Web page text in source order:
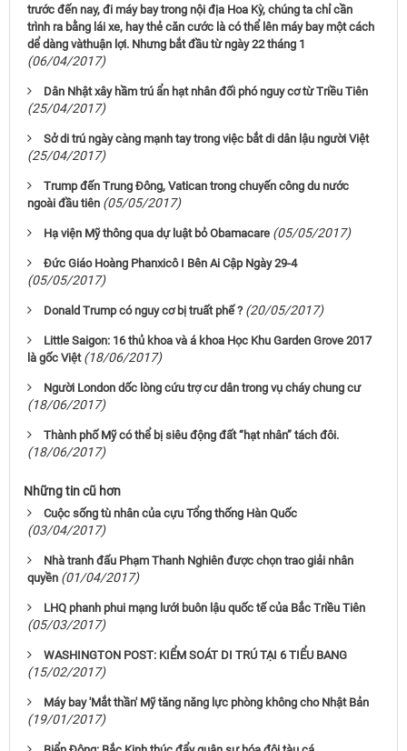
trước đến nay, đi máy bay trong nội địa Hoa Kỳ, chúng ta chỉ cần
trình ra bằng lái xe, hay thẻ căn cước là có thể lên máy bay một cách
dể dàng vàthuận lợi. Nhưng bắt đầu từ ngày 22 tháng 1
(06/04/2017)
Dân Nhật xây hầm trú ẩn hạt nhân đối phó nguy cơ từ Triều Tiên
(25/04/2017)
Sở di trú ngày càng mạnh tay trong việc bắt di dân lậu người Việt
(25/04/2017)
Trump đến Trung Đông, Vatican trong chuyến công du nước
ngoài đầu tiên (05/05/2017)
Hạ viện Mỹ thông qua dự luật bỏ Obamacare (05/05/2017)
Ðức Giáo Hoàng Phanxicô I Bên Ai Cập Ngày 29-4
(05/05/2017)
Donald Trump có nguy cơ bị truất phế ? (20/05/2017)
Little Saigon: 16 thủ khoa và á khoa Học Khu Garden Grove 2017
là gốc Việt (18/06/2017)
Người London dốc lòng cứu trợ cư dân trong vụ cháy chung cư
(18/06/2017)
Thành phố Mỹ có thể bị siêu động đất “hạt nhân” tách đôi.
(18/06/2017)
Những tin cũ hơn
Cuộc sống tù nhân của cựu Tổng thống Hàn Quốc
(03/04/2017)
Nhà tranh đấu Phạm Thanh Nghiên được chọn trao giải nhân
quyền (01/04/2017)
LHQ phanh phui mạng lưới buôn lậu quốc tế của Bắc Triều Tiên
(05/03/2017)
WASHINGTON POST: KIỂM SOÁT DI TRÚ TẠI 6 TIỂU BANG
(15/02/2017)
Máy bay 'Mắt thần' Mỹ tăng năng lực phòng không cho Nhật Bản
(19/01/2017)